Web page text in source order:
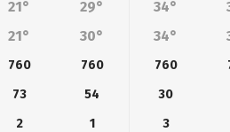
21° 29° 34°
21° 30° 34°
760 760 760
73 54 30
2 1 3